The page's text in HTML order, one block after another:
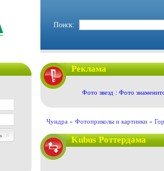
Поиск:
Реклама
Фото звезд : Фото
Чундра » Фотоприколы и картинки »
Kubus Роттердама